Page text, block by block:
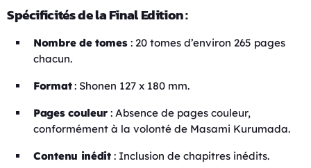
Spécificités de la Final Edition :
Nombre de tomes: 20 tomes d’environ 265 pages
chacun.
Format: Shonen 127 x 180 mm.
Pages couleur : Absence de pages couleur,
conformément à la volonté de Masami Kurumada.
Contenu inédit: Inclusion de chapitres inédits.